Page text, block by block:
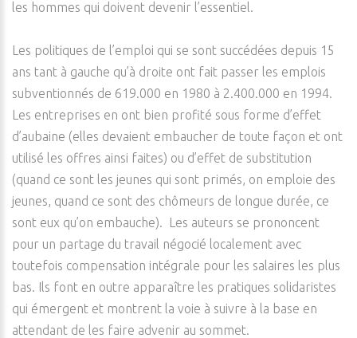
les hommes qui doivent devenir l’essentiel.
Les politiques de l’emploi qui se sont succédées depuis 15
ans tant à gauche qu’à droite ont fait passer les emplois
subventionnés de 619.000 en 1980 à 2.400.000 en 1994.
Les entreprises en ont bien profité sous forme d’effet
d’aubaine (elles devaient embaucher de toute façon et ont
utilisé les offres ainsi faites) ou d’effet de substitution
(quand ce sont les jeunes qui sont primés, on emploie des
jeunes, quand ce sont des chômeurs de longue durée, ce
sont eux qu’on embauche). Les auteurs se prononcent
pour un partage du travail négocié localement avec
toutefois compensation intégrale pour les salaires les plus
bas. Ils font en outre apparaître les pratiques solidaristes
qui émergent et montrent la voie à suivre à la base en
attendant de les faire advenir au sommet.